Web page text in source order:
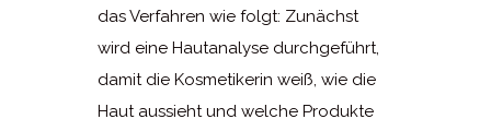
das Verfahren wie folgt: Zunächst
wird eine Hautanalyse durchgeführt,
damit die Kosmetikerin weiß, wie die
Haut aussieht und welche Produkte